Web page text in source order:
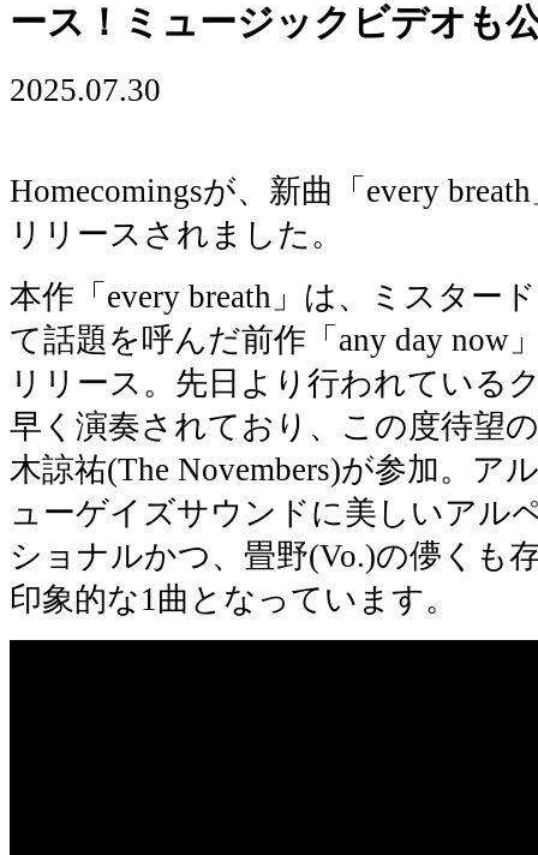
ース！ミュージックビデオも
2025.07.30
Homecomingsが、新曲「every
リリースされました。
本作「every breath」は、ミスター
て話題を呼んだ前作「any day now
リリース。先日より行われている
早く演奏されており、この度待望
木諒祐(The Novembers)が参加。ア
ューゲイズサウンドに美しいアル
ショナルかつ、畳野(Vo.)の儚くも
印象的な1曲となっています。